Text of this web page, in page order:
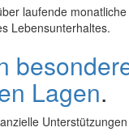
laufende
Lebensunterhaltes.
Lagen.